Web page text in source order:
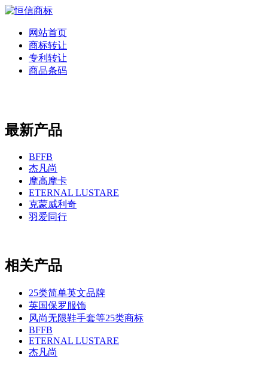
网站首页
商标转让
专利转让
商品条码
最新产品
BFFB
杰凡尚
摩高摩卡
ETERNAL LUSTARE
克蒙威利奇
羽爱同行
相关产品
25类简单英文品牌
英国保罗服饰
风尚无限鞋手套等25类商标
BFFB
ETERNAL LUSTARE
杰凡尚